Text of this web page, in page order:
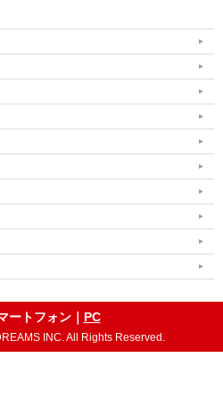
ートフォン｜ PC
INC. All Rights Reserved.